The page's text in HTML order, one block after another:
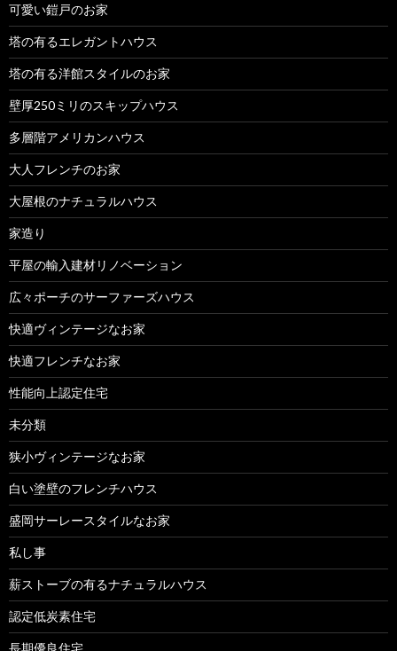
可愛い鎧戸のお家
塔の有るエレガントハウス
塔の有る洋館スタイルのお家
壁厚250ミリのスキップハウス
多層階アメリカンハウス
大人フレンチのお家
大屋根のナチュラルハウス
家造り
平屋の輸入建材リノベーション
広々ポーチのサーファーズハウス
快適ヴィンテージなお家
快適フレンチなお家
性能向上認定住宅
未分類
狭小ヴィンテージなお家
白い塗壁のフレンチハウス
盛岡サーレースタイルなお家
私し事
薪ストーブの有るナチュラルハウス
認定低炭素住宅
長期優良住宅